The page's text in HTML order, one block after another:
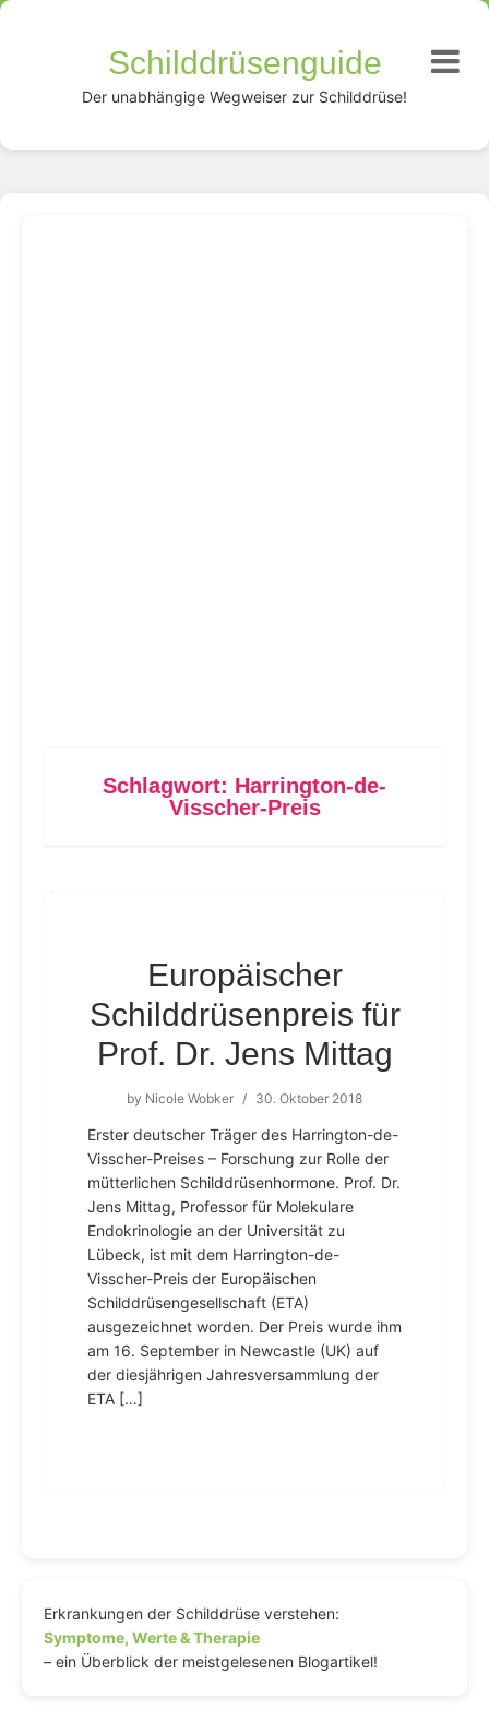
Schilddrüsenguide
Der unabhängige Wegweiser zur Schilddrüse!
Schlagwort: Harrington-de-
Visscher-Preis
Europäischer
Schilddrüsenpreis für
Prof. Dr. Jens Mittag
by Nicole Wobker / 30. Oktober 2018
Erster deutscher Träger des Harrington-de-
Visscher-Preises – Forschung zur Rolle der
mütterlichen Schilddrüsenhormone. Prof. Dr.
Jens Mittag, Professor für Molekulare
Endokrinologie an der Universität zu
Lübeck, ist mit dem Harrington-de-
Visscher-Preis der Europäischen
Schilddrüsengesellschaft (ETA)
ausgezeichnet worden. Der Preis wurde ihm
am 16. September in Newcastle (UK) auf
der diesjährigen Jahresversammlung der
ETA […]
Erkrankungen der Schilddrüse verstehen:
Symptome, Werte & Therapie
– ein Überblick der meistgelesenen Blogartikel!